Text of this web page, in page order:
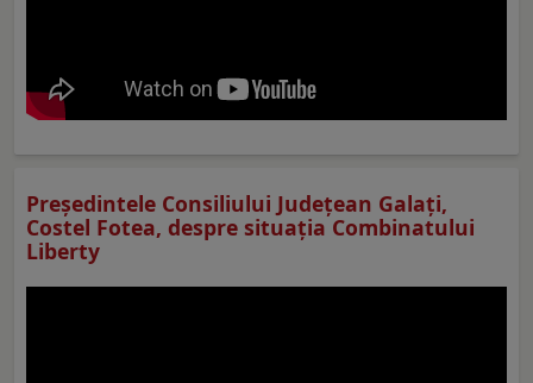
Preşedintele Consiliului Judeţean Galaţi,
Costel Fotea, despre situaţia Combinatului
Liberty